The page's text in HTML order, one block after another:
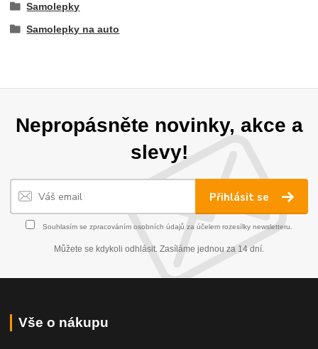
Samolepky
Samolepky na auto
Nepropásněte novinky, akce a
slevy!
Přihlásit se
Souhlasím se zpracováním osobních údajů za účelem rozesílky newsletteru.
Můžete se kdykoli odhlásit. Zasíláme jednou za 14 dní.
Vše o nákupu